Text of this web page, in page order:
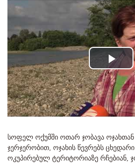
სოფელ ოქუმში ოთარ ჯობავა
ჯერჯერობით, ოჯახის წევრებს
ოკუპირებულ ტერიტორიაზე რჩებიან,